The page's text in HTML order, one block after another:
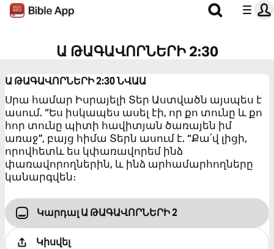
Ա ԹԱԳԱՎՈՐՆԵՐԻ 2:30
Ա ԹԱԳԱՎՈՐՆԵՐԻ 2:30ՆՎԱԱ
Սրա համար Իսրայելի Տեր Աստվածն այսպես է
ասում. “Ես իսկապես ասել էի, որ քո տունը և քո
հոր տունը պիտի հավիտյան ծառայեն իմ
առաջ”, բայց հիմա Տերն ասում է. “Քա՛վ լիցի,
որովհետև ես կփառավորեմ ինձ
փառավորողներին, և ինձ արհամարհողները
կանարգվեն։
Կարդալ Ա ԹԱԳԱՎՈՐՆԵՐԻ 2
Կիսվել